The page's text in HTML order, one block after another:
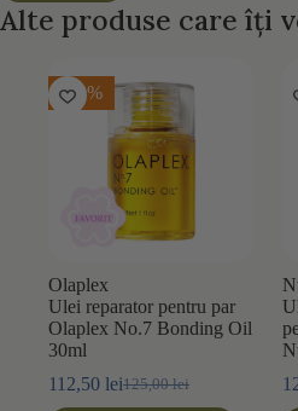
Alte produse care îți
-10%
Olaplex
Ulei reparator pentru par
Olaplex No.7 Bonding Oil
30ml
125,00lei
Prețul
112,50 leiPrețul